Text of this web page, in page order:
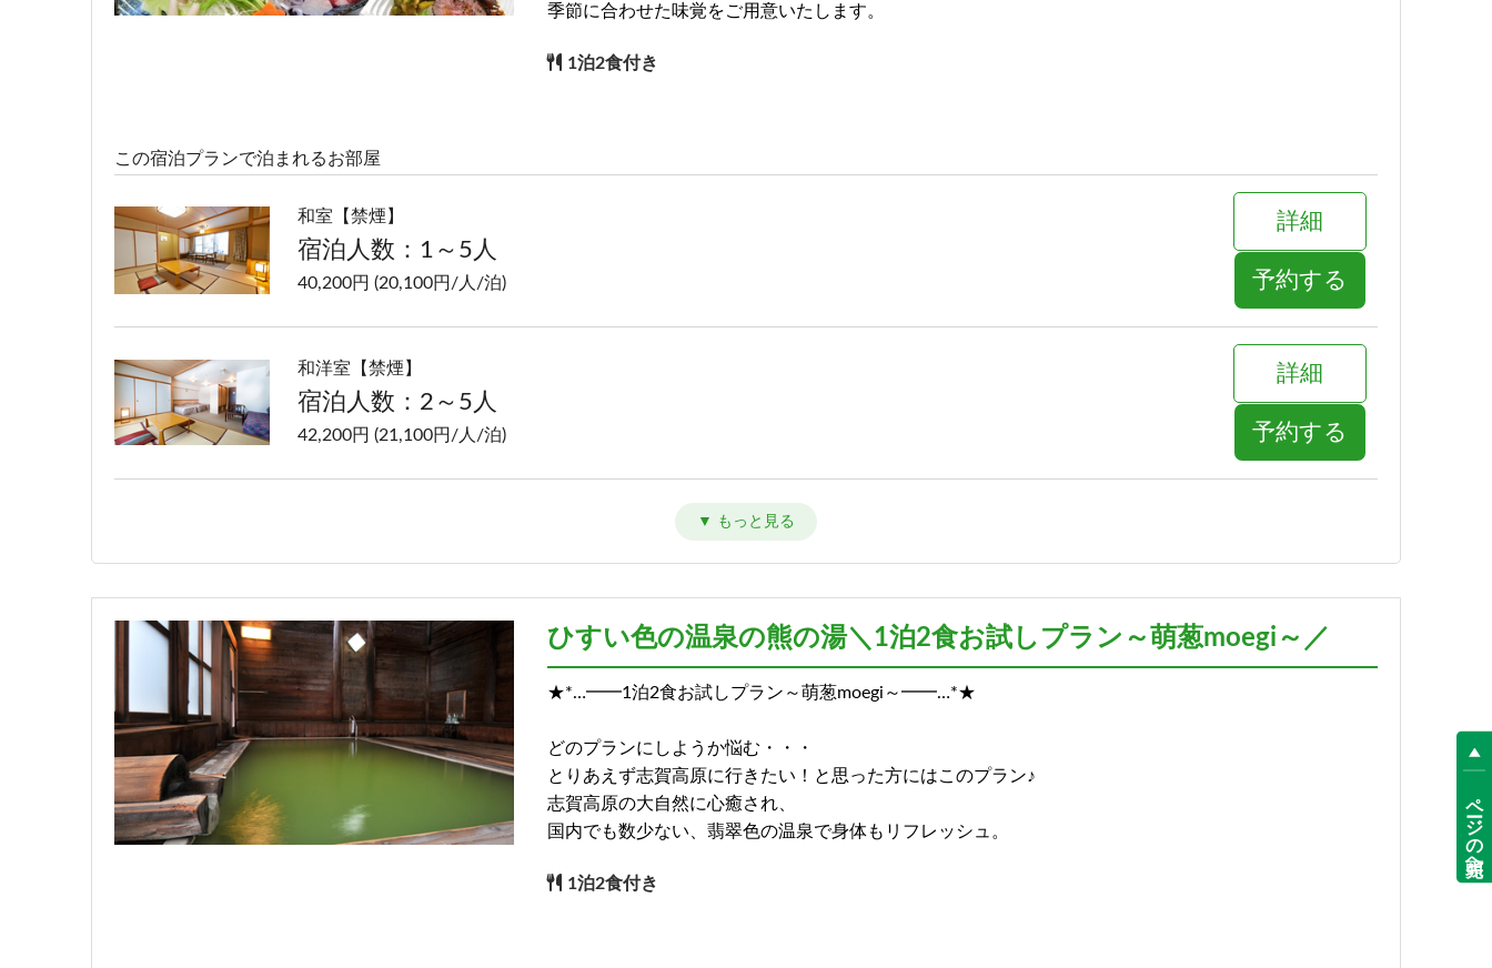
季節に合わせた味覚をご用意いたします。
1泊2食付き
この宿泊プランで泊まれるお部屋
和室【禁煙】
宿泊人数：1～5人
40,200円 (20,100円/人/泊)
詳細
予約する
和洋室【禁煙】
宿泊人数：2～5人
42,200円 (21,100円/人/泊)
詳細
予約する
特別室【禁煙】
宿泊人数：2～4人
66,200円 (33,100円/人/泊)
ひすい色の温泉の熊の湯＼1泊2食お試しプラン～萌葱moegi～／
★*…━━1泊2食お試しプラン～萌葱moegi～━━…*★
どのプランにしようか悩む・・・
とりあえず志賀高原に行きたい！と思った方にはこのプラン♪
志賀高原の大自然に心癒され、
国内でも数少ない、翡翠色の温泉で身体もリフレッシュ。
1泊2食付き
ページの先頭へ